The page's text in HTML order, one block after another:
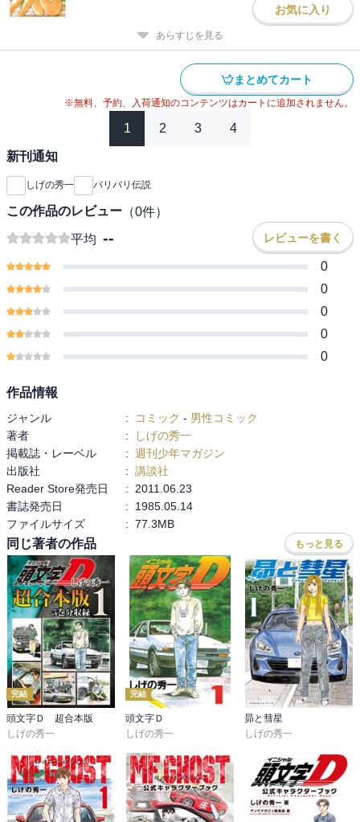
お気に入り
あらすじを見る
まとめてカート
※無料、予約、入荷通知のコンテンツはカートに追加されません。
1 2 3 4
新刊通知
しげの秀一 バリバリ伝説
この作品のレビュー （0件）
平均 -- レビューを書く
0
0
0
0
0
作品情報
ジャンル : コミック - 男性コミック
著者
:
しげの秀一
掲載誌・レーベル
: 週刊少年マガジン
出版社
: 講談社
Reader Store発売日
:
2011.06.23
書誌発売日
:
1985.05.14
ファイルサイズ
: 77.3MB
同じ著者の作品 もっと見る
完結
頭文字Ｄ 超合本版
しげの秀一
完結
頭文字Ｄ
しげの秀一
昴と彗星
しげの秀一